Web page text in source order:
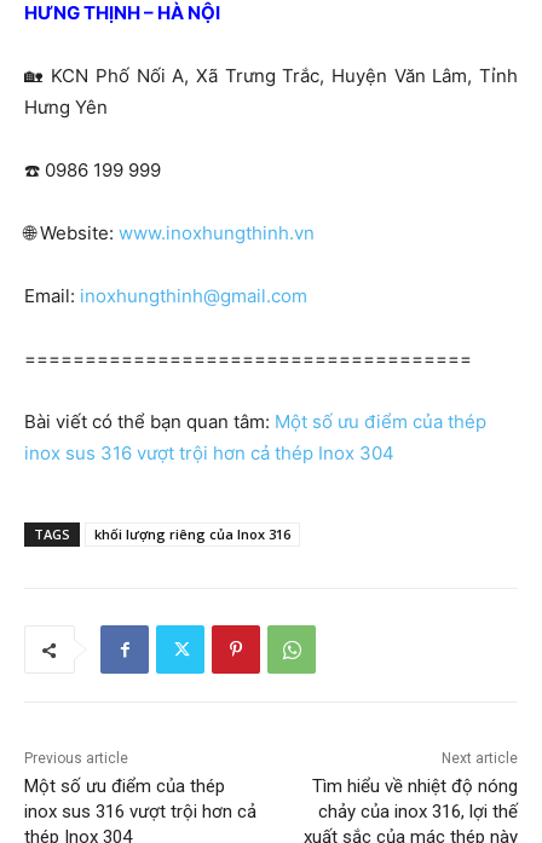
HƯNG THỊNH – HÀ NỘI
🏡 KCN Phố Nối A, Xã Trưng Trắc, Huyện Văn Lâm, Tỉnh
Hưng Yên
☎️ 0986 199 999
🌐 Website: www.inoxhungthinh.vn
Email: inoxhungthinh@gmail.com
=====================================
Bài viết có thể bạn quan tâm: Một số ưu điểm của thép
inox sus 316 vượt trội hơn cả thép Inox 304
TAGS khối lượng riêng của Inox 316
Previous article
Một số ưu điểm của thép
inox sus 316 vượt trội hơn cả
thép Inox 304
Next article
Tìm hiểu về nhiệt độ nóng
chảy của inox 316, lợi thế
xuất sắc của mác thép này